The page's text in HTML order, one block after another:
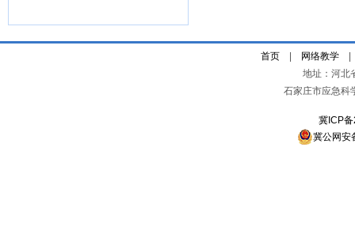
首页 网络教学
地址：河北
石家庄市应急科
冀ICP
冀公网安